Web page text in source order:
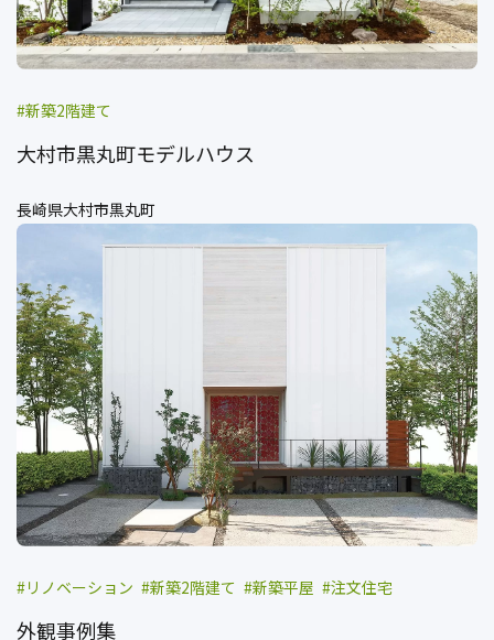
新築2階建て
大村市黒丸町モデルハウス
長崎県大村市黒丸町
リノベーション 新築2階建て 新築平屋 注文住宅
外観事例集